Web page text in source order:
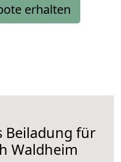
erhalten
Beiladung für
Waldheim